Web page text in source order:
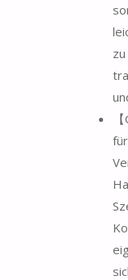
zu
für